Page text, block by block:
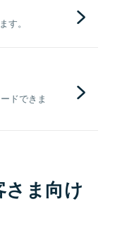
す。
ドできま
さま向け